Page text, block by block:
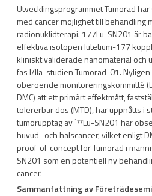
Utvecklingsprogrammet Tumorad
med cancer möjlighet till behandling
radionuklidterapi. 177Lu-SN201 är
effektiva isotopen lutetium-177
kliniskt validerade nanomaterial och
fas I/IIa-studien Tumorad-01.
oberoende monitoreringskommitté
DMC) att ett primärt effektmått,
tolererbar dos (MTD), har uppnåtts i
tumörupptag av ¹⁷⁷Lu-SN201 har
huvud- och halscancer, vilket enligt
proof-of-concept för Tumorad i
SN201 som en potentiell ny
cancer.
Sammanfattning av